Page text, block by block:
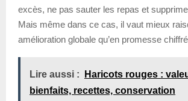
excès, ne pas sauter les repas et
Mais même dans ce cas, il vaut mieux
amélioration globale qu’en promesse
Lire aussi :
Haricots rouges :
bienfaits, recettes, conservation